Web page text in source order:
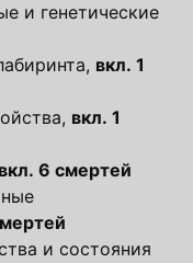
и генетические
вкл. 1
вкл. 1
вкл. 6 смертей
и состояния